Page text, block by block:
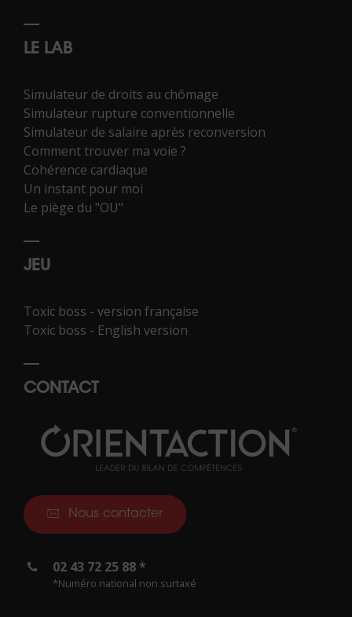
LE LAB
Simulateur de droits au chômage
Simulateur rupture conventionnelle
Simulateur de salaire après reconversion
Comment trouver ma voie ?
Cohérence cardiaque
Un instant pour moi
Le piège du "OU"
JEU
Toxic boss - version française
Toxic boss - English version
CONTACT
Nous contacter
02 43 72 25 88 *
*Numéro national non surtaxé